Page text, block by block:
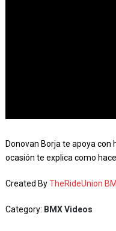
Donovan Borja te apoya con
ocasión te explica como
Created ByTheRideUnion
Category: BMX Videos